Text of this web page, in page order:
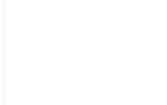
© 2026 АО «Отисифарм»,